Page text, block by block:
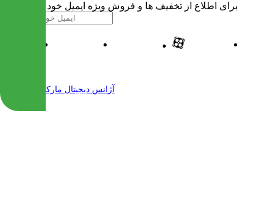
برای اطلاع از تخفیف ها و فروش ویژه ایمیل خود را وارد کنید
آژانس دیجیتال مارکتینگ مهرنت